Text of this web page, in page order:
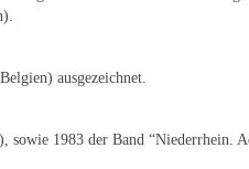
ausgezeichnet.
1983 der Band “Niederrhein.